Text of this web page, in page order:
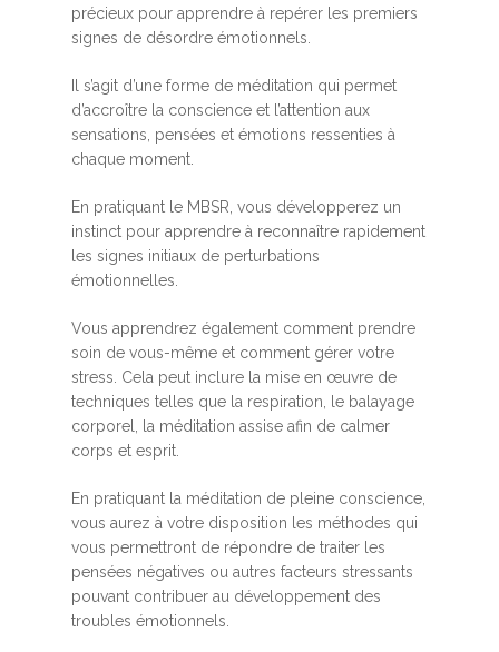
précieux pour apprendre à repérer les premiers
signes de désordre émotionnels.
Il s’agit d’une forme de méditation qui permet
d’accroître la conscience et l’attention aux
sensations, pensées et émotions ressenties à
chaque moment.
En pratiquant le MBSR, vous développerez un
instinct pour apprendre à reconnaître rapidement
les signes initiaux de perturbations
émotionnelles.
Vous apprendrez également comment prendre
soin de vous-même et comment gérer votre
stress. Cela peut inclure la mise en œuvre de
techniques telles que la respiration, le balayage
corporel, la méditation assise afin de calmer
corps et esprit.
En pratiquant la méditation de pleine conscience,
vous aurez à votre disposition les méthodes qui
vous permettront de répondre de traiter les
pensées négatives ou autres facteurs stressants
pouvant contribuer au développement des
troubles émotionnels.